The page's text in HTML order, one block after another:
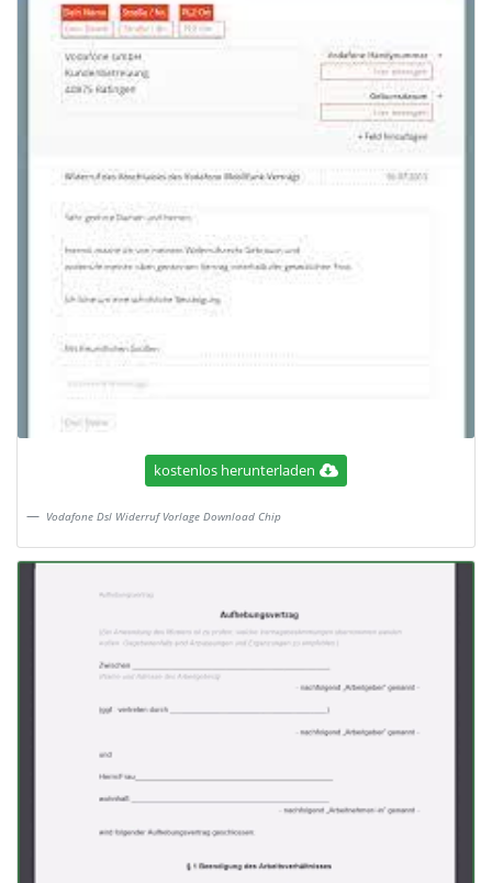
kostenlos herunterladen
Vodafone Dsl Widerruf Vorlage Download Chip